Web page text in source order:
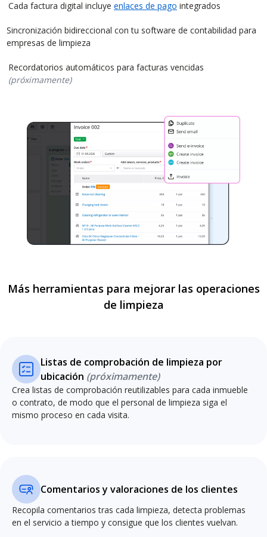
Cada factura digital incluye enlaces de pago integrados
Sincronización bidireccional con tu software de contabilidad para
empresas de limpieza
Recordatorios automáticos para facturas vencidas
(próximamente)
Más herramientas para mejorar las operaciones
de limpieza
Listas de comprobación de limpieza por
ubicación (próximamente)
Crea listas de comprobación reutilizables para cada inmueble
o contrato, de modo que el personal de limpieza siga el
mismo proceso en cada visita.
Comentarios y valoraciones de los clientes
Recopila comentarios tras cada limpieza, detecta problemas
en el servicio a tiempo y consigue que los clientes vuelvan.